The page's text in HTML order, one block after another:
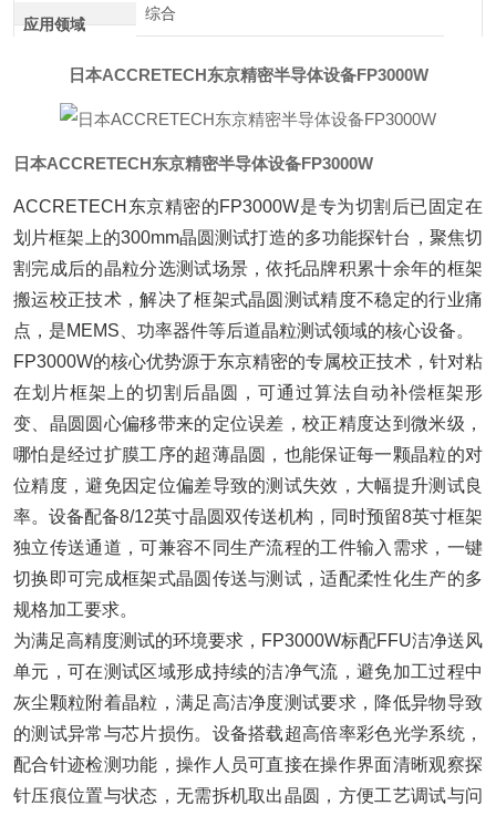
应用领域
综合
日本ACCRETECH东京精密半导体设备FP3000W
日本ACCRETECH东京精密半导体设备FP3000W
ACCRETECH东京精密的FP3000W是专为切割后已固定在
划片框架上的300mm晶圆测试打造的多功能探针台，聚焦切
割完成后的晶粒分选测试场景，依托品牌积累十余年的框架
搬运校正技术，解决了框架式晶圆测试精度不稳定的行业痛
点，是MEMS、功率器件等后道晶粒测试领域的核心设备。
FP3000W的核心优势源于东京精密的专属校正技术，针对粘
在划片框架上的切割后晶圆，可通过算法自动补偿框架形
变、晶圆圆心偏移带来的定位误差，校正精度达到微米级，
哪怕是经过扩膜工序的超薄晶圆，也能保证每一颗晶粒的对
位精度，避免因定位偏差导致的测试失效，大幅提升测试良
率。设备配备8/12英寸晶圆双传送机构，同时预留8英寸框架
独立传送通道，可兼容不同生产流程的工件输入需求，一键
切换即可完成框架式晶圆传送与测试，适配柔性化生产的多
规格加工要求。
为满足高精度测试的环境要求，FP3000W标配FFU洁净送风
单元，可在测试区域形成持续的洁净气流，避免加工过程中
灰尘颗粒附着晶粒，满足高洁净度测试要求，降低异物导致
的测试异常与芯片损伤。设备搭载超高倍率彩色光学系统，
配合针迹检测功能，操作人员可直接在操作界面清晰观察探
针压痕位置与状态，无需拆机取出晶圆，方便工艺调试与问